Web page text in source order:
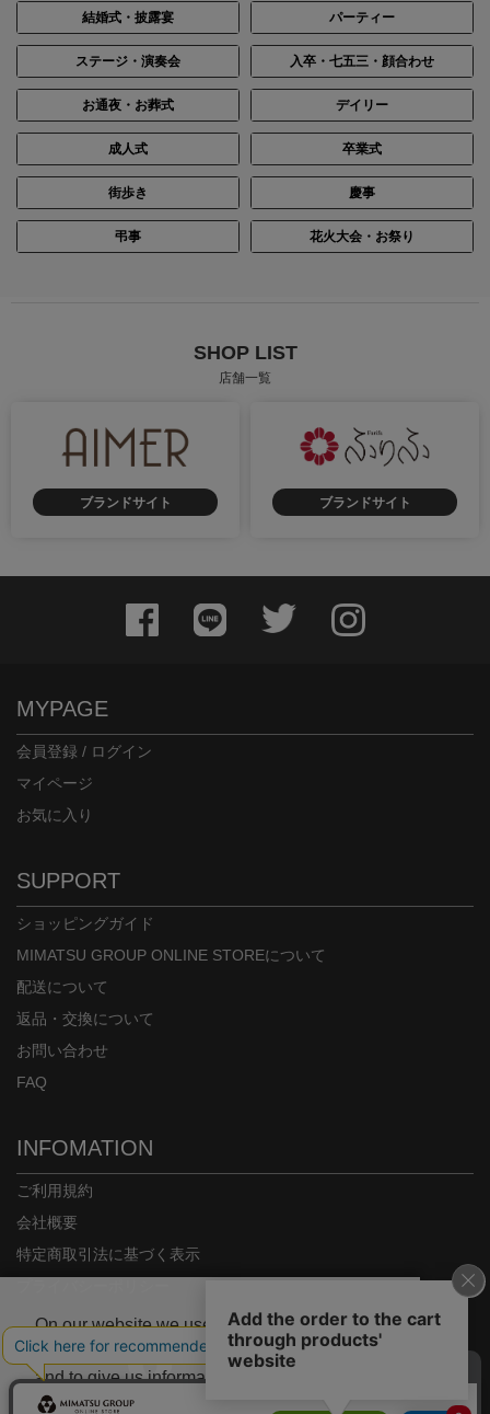
身長：155cm 身長：157cm
結婚式・披露宴 パーティー
ステージ・演奏会 入卒・七五三・顔合わせ
お通夜・お葬式 デイリー
成人式 卒業式
街歩き 慶事
弔事 花火大会・お祭り
SHOP LIST
店舗一覧
ブランドサイト ブランドサイト
MYPAGE
会員登録 / ログイン
マイページ
お気に入り
SUPPORT
ショッピングガイド
MIMATSU GROUP ONLINE STOREについて
配送について
返品・交換について
お問い合わせ
FAQ
INFOMATION
ご利用規約
会社概要
特定商取引法に基づく表示
On our website we use some cookies. These
are necessary for our site to work properly
and to give us information about how our site
is used.